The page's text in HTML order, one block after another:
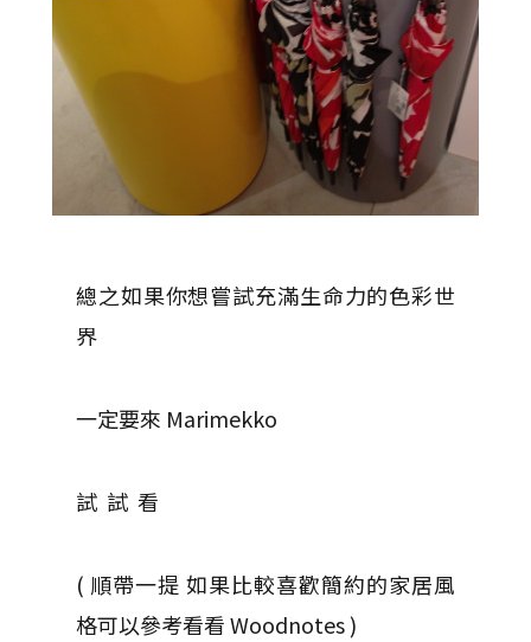
總之如果你想嘗試充滿生命力的色彩世
界
一定要來 Marimekko
試 試 看
( 順帶一提 如果比較喜歡簡約的家居風
格可以參考看看 Woodnotes )